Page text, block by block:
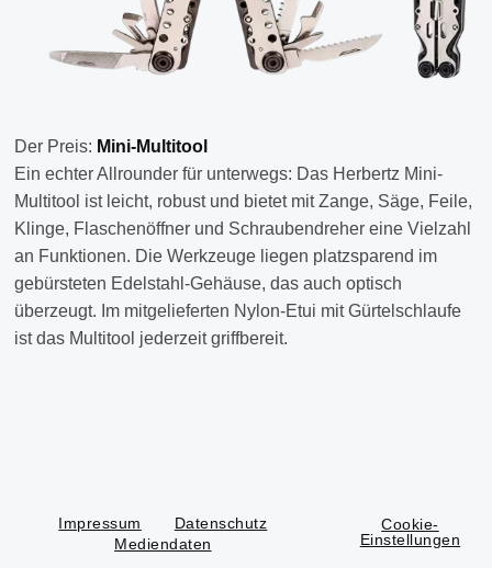
Der Preis: Mini-Multitool
Ein echter Allrounder für unterwegs: Das Herbertz Mini-
Multitool ist leicht, robust und bietet mit Zange, Säge, Feile,
Klinge, Flaschenöffner und Schraubendreher eine Vielzahl
an Funktionen. Die Werkzeuge liegen platzsparend im
gebürsteten Edelstahl-Gehäuse, das auch optisch
überzeugt. Im mitgelieferten Nylon-Etui mit Gürtelschlaufe
ist das Multitool jederzeit griffbereit.
Impressum
Datenschutz
Mediendaten
Cookie-
Einstellungen